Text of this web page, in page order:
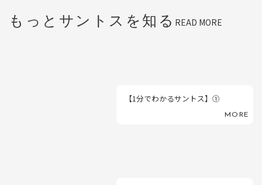
もっとサントスを知る READ MORE
【1分でわかるサントス】①
MORE